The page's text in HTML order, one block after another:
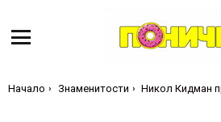
Ти си тук:
Начало Знаменитости Никол Кидман пропусна сватбата на осиновената си дъщеря, въпреки че много